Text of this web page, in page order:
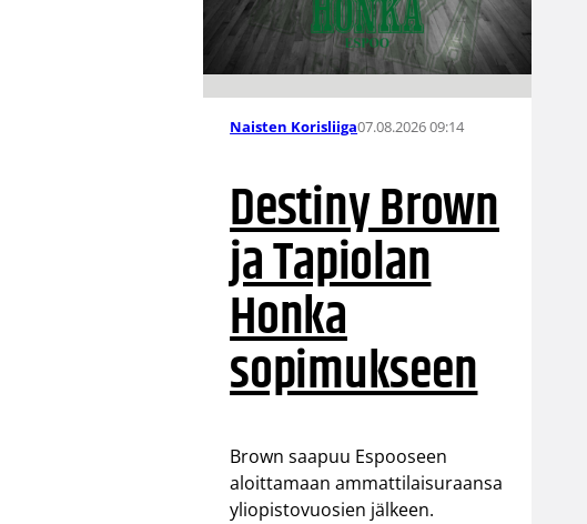
Naisten Korisliiga07.08.2026 09:14
Destiny Brown
ja Tapiolan
Honka
sopimukseen
Brown saapuu Espooseen
aloittamaan ammattilaisuraansa
yliopistovuosien jälkeen.